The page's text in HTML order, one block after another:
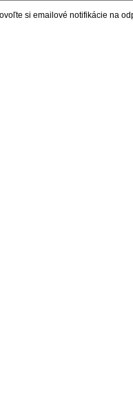
si emailové notifikácie na